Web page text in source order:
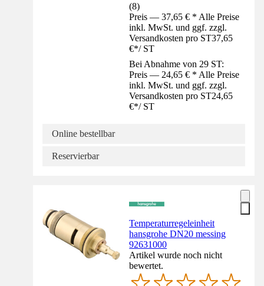
(8)
Preis — 37,65 € * Alle Preise
inkl. MwSt. und ggf. zzgl.
Versandkosten pro ST37,65
€*/ ST
Bei Abnahme von 29 ST:
Preis — 24,65 € * Alle Preise
inkl. MwSt. und ggf. zzgl.
Versandkosten pro ST24,65
€*/ ST
Online bestellbar
Reservierbar
Temperaturregeleinheit
hansgrohe DN20 messing
92631000
Artikel wurde noch nicht
bewertet.